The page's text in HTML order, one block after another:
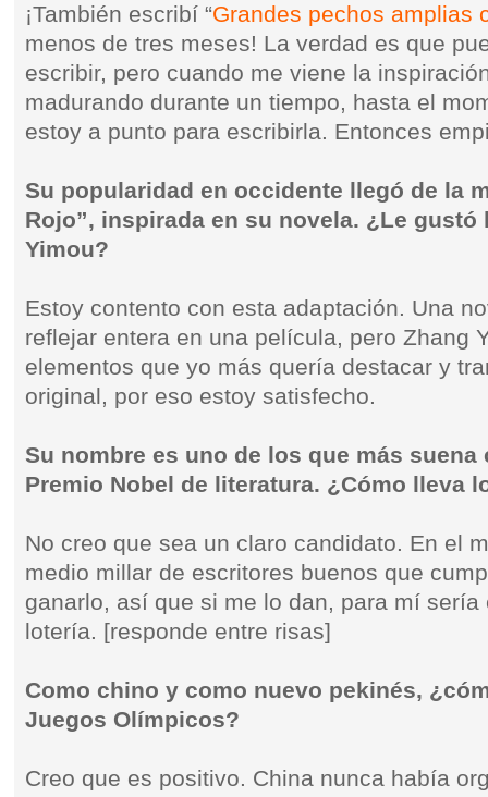
¡También escribí “Grandes pechos amplias
menos de tres meses! La verdad es que
escribir, pero cuando me viene la
madurando durante un tiempo, hasta el
estoy a punto para escribirla. Entonces
Su popularidad en occidente llegó de la
Rojo”, inspirada en su novela. ¿Le gustó
Yimou?
Estoy contento con esta adaptación. Una
reflejar entera en una película, pero Zhang
elementos que yo más quería destacar y
original, por eso estoy satisfecho.
Su nombre es uno de los que más
Premio Nobel de literatura. ¿Cómo lleva
No creo que sea un claro candidato. En el
medio millar de escritores buenos que
ganarlo, así que si me lo dan, para mí
lotería. [responde entre risas]
Como chino y como nuevo pekinés,
Juegos Olímpicos?
Creo que es positivo. China nunca había